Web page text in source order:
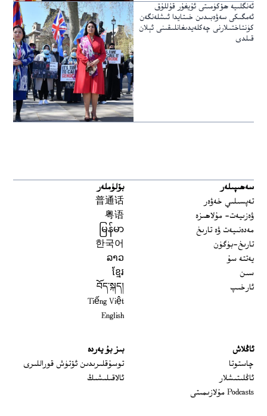
ئەنگلىيە ھۆكۈمىتى ئۇيغۇر قۇللۇق
ئەمگىكى سەۋەبىدىن خىتايدا ئىشلەنگەن
كۈنتاختىلارنى چەكلەيدىغانلىقىنى ئېلان
قىلدى
سەھىپىلەر
تەپسىلىي خەۋەر
ۋەزىيەت- مۇلاھىزە
مەدەنىيەت ۋە تارىخ
تارىخ-بۈگۈن
يەتتە سۇ
سىن
ئارخىپ
بۆلۈملەر
普通话
粤语
မြန်မာ
한국어
ລາວ
ខ្មែរ
བོད་སྐད།
Tiếng Việt
English
ئاڭلاش
چاستوتا
ئاڭلىتىشلار
Podcasts مۇلازىمىتى
بىز بۇ يەردە
توسۇقلىرىدىن ئۆتۈش قوراللىرى
ئالاقىلىشىڭ